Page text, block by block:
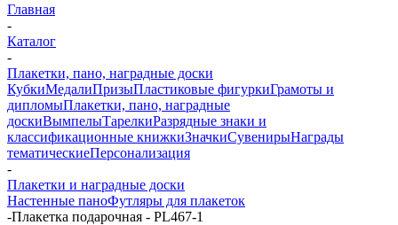
Главная
-
Каталог
-
Плакетки, пано, наградные доски
КубкиМедалиПризыПластиковые фигуркиГрамоты и
дипломыПлакетки, пано, наградные
доскиВымпелыТарелкиРазрядные знаки и
классификационные книжкиЗначкиСувенирыНаграды
тематическиеПерсонализация
-
Плакетки и наградные доски
Настенные паноФутляры для плакеток
-Плакетка подарочная - PL467-1